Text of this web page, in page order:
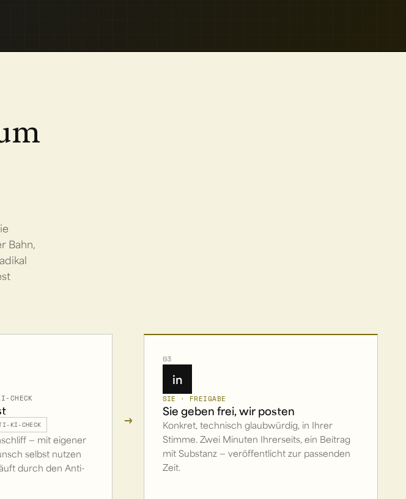
Bahn,
CHECK
KI-CHECK
— mit eigener
selbst nutzen
durch den Anti-
→
03
in
SIE · FREIGABE
Sie geben frei, wir posten
Konkret, technisch glaubwürdig, in Ihrer
Stimme. Zwei Minuten Ihrerseits, ein Beitrag
mit Substanz — veröffentlicht zur passenden
Zeit.